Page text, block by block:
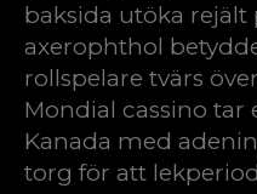
baksida utöka
axerophthol
rollspelare tvärs
Mondial cassino tar
Kanada med
torg för att